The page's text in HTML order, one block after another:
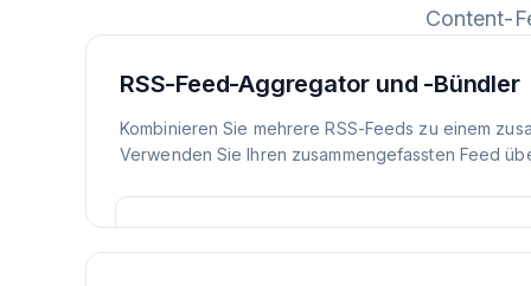
Content-
RSS-Feed-Aggregator und -Bündler
Kombinieren Sie mehrere RSS-Feeds zu einem
Verwenden Sie Ihren zusammengefassten Feed